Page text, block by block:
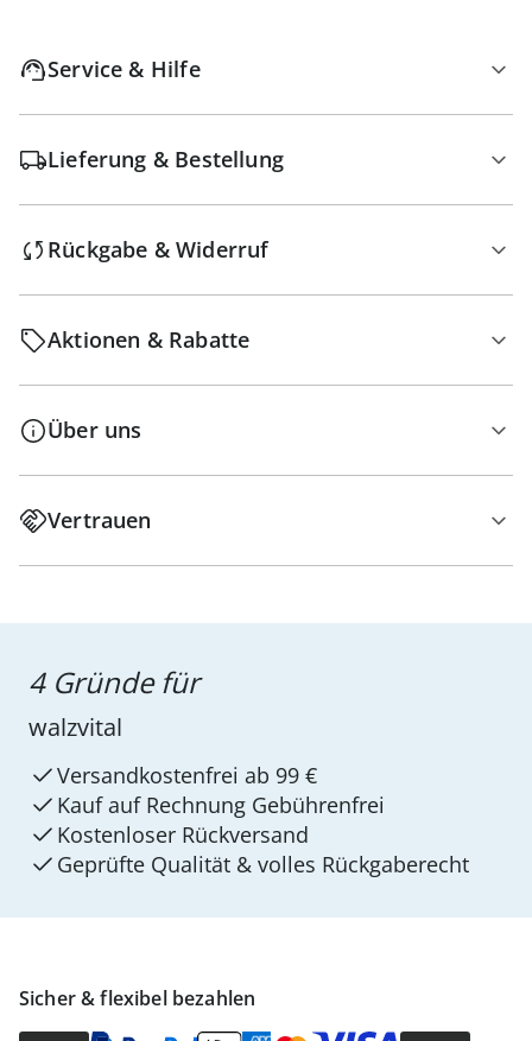
Service & Hilfe
Lieferung & Bestellung
Rückgabe & Widerruf
Aktionen & Rabatte
Über uns
Vertrauen
Sicher & flexibel bezahlen
4 Gründe für
walzvital
Versandkostenfrei ab 99 €
Kauf auf Rechnung Gebührenfrei
Kostenloser Rückversand
Geprüfte Qualität & volles Rückgaberecht